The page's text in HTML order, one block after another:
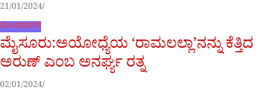
21/01/2024
ಲೋಕಾರ್ಪಣೆ
ಮೈಸೂರು:ಅಯೋಧ್ಯೆಯ ‘ರಾಮಲಲ್ಲಾ’ನನ್ನು ಕೆತ್ತಿದ
ಅರುಣ್ ಎಂಬ ಅನರ್ಘ್ಯ ರತ್ನ
02/01/2024